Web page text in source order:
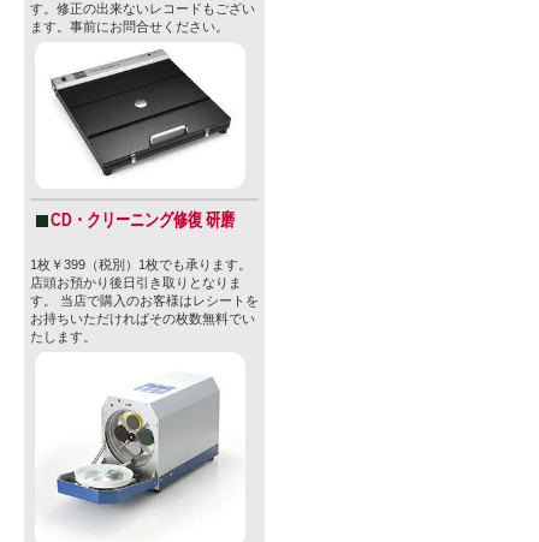
す。修正の出来ないレコードもござい
ます。事前にお問合せください。
CD・クリーニング修復 研磨
1枚￥399（税別）1枚でも承ります。
店頭お預かり後日引き取りとなりま
す。 当店で購入のお客様はレシートを
お持ちいただければその枚数無料でい
たします。